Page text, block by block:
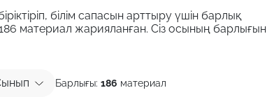
білім сапасын арттыру үшін барлық
материал жарияланған. Сіз осының барлығын
Барлығы: 186 материал